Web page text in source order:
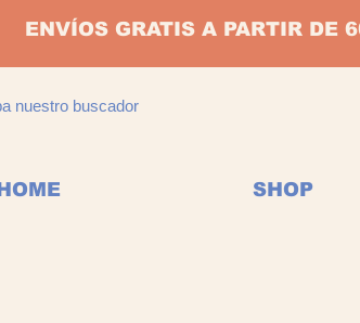
ENVÍOS GRATIS A PARTIR DE
HOME SHOP